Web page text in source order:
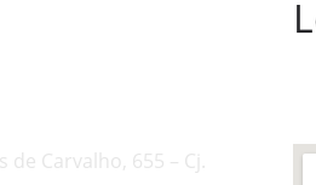
de Carvalho, 655 – Cj.